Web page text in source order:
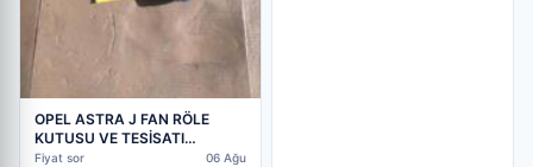
OPEL ASTRA J FAN RÖLE
KUTUSU VE TESİSATI
39014913
Fiyat sor 06 Ağu